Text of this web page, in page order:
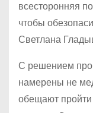
всесторонняя
чтобы
Светлана
С решением
намерены не
обещают пройти